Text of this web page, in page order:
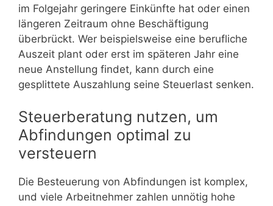
im Folgejahr geringere Einkünfte hat oder einen
längeren Zeitraum ohne Beschäftigung
überbrückt. Wer beispielsweise eine berufliche
Auszeit plant oder erst im späteren Jahr eine
neue Anstellung findet, kann durch eine
gesplittete Auszahlung seine Steuerlast senken.
Steuerberatung nutzen, um
Abfindungen optimal zu
versteuern
Die Besteuerung von Abfindungen ist komplex,
und viele Arbeitnehmer zahlen unnötig hohe